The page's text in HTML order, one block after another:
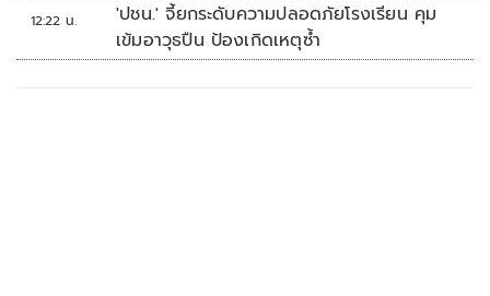
12:22 น.
'ปชน.' จี้ยกระดับความปลอดภัยโรงเรียน คุม
เข้มอาวุธปืน ป้องเกิดเหตุซ้ำ